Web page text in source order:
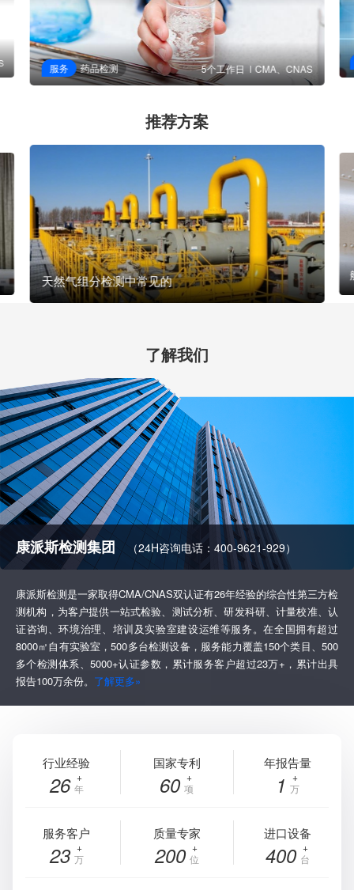
服务 药品检测 5个工作日 CMA、CNAS
推荐方案
天然气组分检测中常见的
了解我们
康派斯检测集团 （24H咨询电话：400-9621-929）
康派斯检测是一家取得CMA/CNAS双认证有26年经验的综合性第三方检
测机构，为客户提供一站式检验、测试分析、研发科研、计量校准、认
证咨询、环境治理、培训及实验室建设运维等服务。在全国拥有超过
8000㎡自有实验室，500多台检测设备，服务能力覆盖150个类目、500
多个检测体系、5000+认证参数，累计服务客户超过23万+，累计出具
报告100万余份。 了解更多»
行业经验
26 年
国家专利
60 项
年报告量
1 万
服务客户
23 万
质量专家
200 位
进口设备
400 台